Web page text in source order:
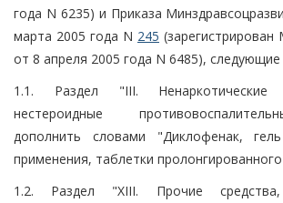
года N 6235) и Приказа
марта 2005 года N 245
от 8 апреля 2005 года N 6485), следующие
1.1. Раздел "III. Ненаркотические
нестероидные
дополнить словами "Диклофенак,
применения, таблетки
1.2. Раздел "XIII. Прочие